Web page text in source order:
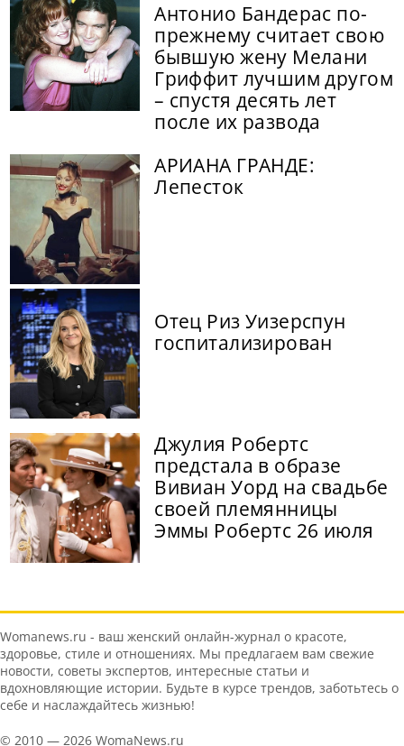
Антонио Бандерас по-
прежнему считает свою
бывшую жену Мелани
Гриффит лучшим другом
– спустя десять лет
после их развода
АРИАНА ГРАНДЕ:
Лепесток
Отец Риз Уизерспун
госпитализирован
Джулия Робертс
предстала в образе
Вивиан Уорд на свадьбе
своей племянницы
Эммы Робертс 26 июля
Womanews.ru - ваш женский онлайн-журнал о красоте,
здоровье, стиле и отношениях. Мы предлагаем вам свежие
новости, советы экспертов, интересные статьи и
вдохновляющие истории. Будьте в курсе трендов, заботьтесь о
себе и наслаждайтесь жизнью!
© 2010 — 2026 WomaNews.ru